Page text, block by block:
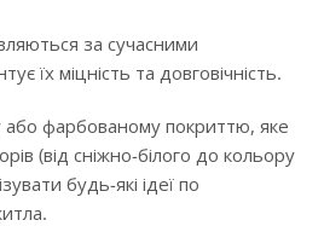
за сучасними
їх міцність та довговічність.
або фарбованому покриттю, яке
(від сніжно-білого до кольору
будь-які ідеї по